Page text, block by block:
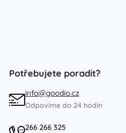
Potřebujete poradit?
info@goodio.cz
Odpovíme do 24 hodin
266 266 325